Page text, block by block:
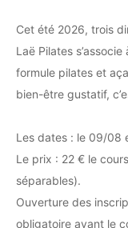
Cet été 2026, trois
Laë Pilates
formule pilates et
bien-être gustatif,
Les dates : le 09/08
Le prix : 22 € le
séparables).
Ouverture des
obligatoire avant le